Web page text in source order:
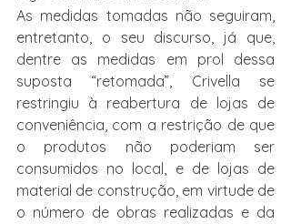
As medidas tomadas não seguiram,
entretanto, o seu discurso, já que,
dentre as medidas em prol dessa
suposta “retomada”, Crivella se
restringiu à reabertura de lojas de
conveniência, com a restrição de que
o produtos não poderiam ser
consumidos no local, e de lojas de
material de construção, em virtude de
o número de obras realizadas e da